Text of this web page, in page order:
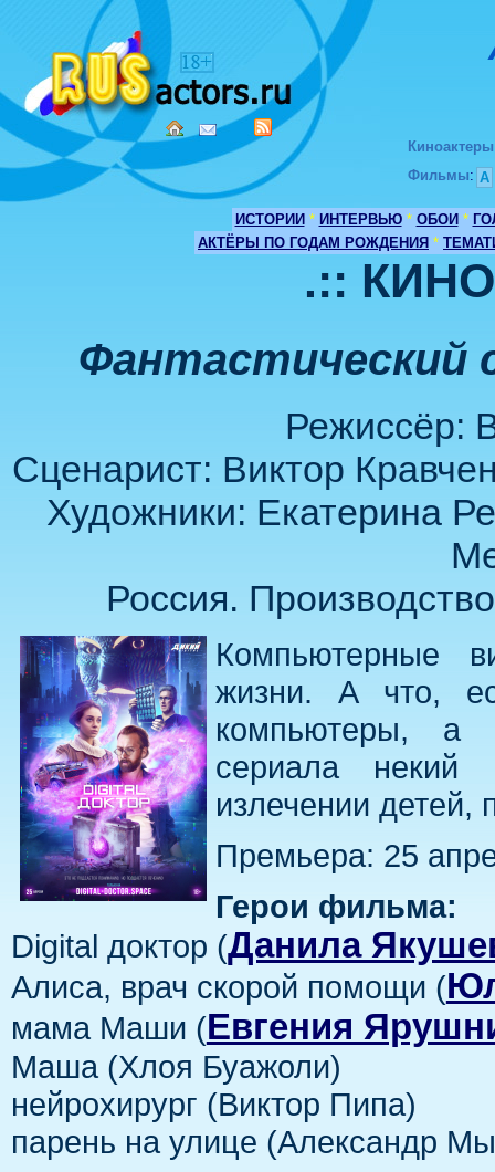
Киноактеры
Фильмы: А
ИСТОРИИ * ИНТЕРВЬЮ * ОБОИ *
АКТЁРЫ ПО ГОДАМ РОЖДЕНИЯ *
.::
Фантастический
Режиссёр:
Сценарист: Виктор
Художники: Екатерина
Россия.
Компьютерные
жизни. А что,
компьютеры, а
сериала некий
излечении
Премьера: 25
Герои фильма:
Digital доктор (Данила
Алиса, врач скорой помощи (
мама Маши (Евгения
Маша (Хлоя Буажоли)
нейрохирург (Виктор Пипа)
парень на улице (Александр